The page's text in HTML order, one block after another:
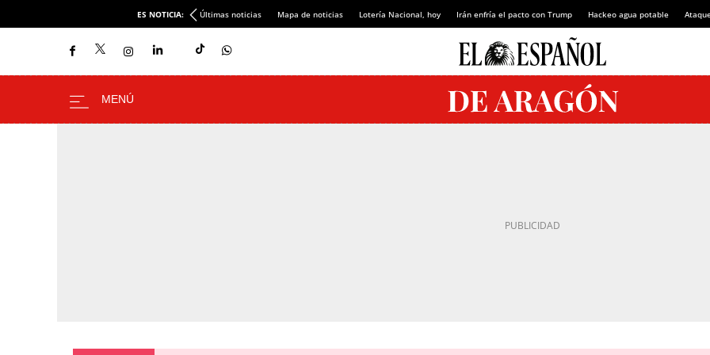
ES NOTICIA: Últimas noticias Mapa de noticias Lotería Nacional, hoy Irán enfría el pacto con Trump Hackeo agua potable